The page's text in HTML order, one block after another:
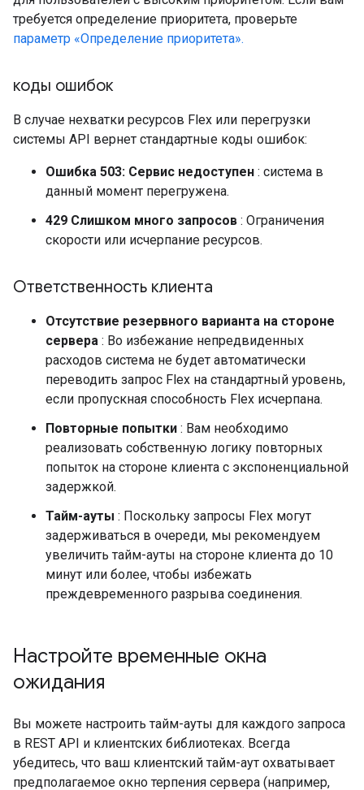
требуется определение приоритета, проверьте
параметр «Определение приоритета».
коды ошибок
В случае нехватки ресурсов Flex или перегрузки
системы API вернет стандартные коды ошибок:
Ошибка 503: Сервис недоступен : система в
данный момент перегружена.
429 Слишком много запросов : Ограничения
скорости или исчерпание ресурсов.
Ответственность клиента
Отсутствие резервного варианта на стороне
сервера : Во избежание непредвиденных
расходов система не будет автоматически
переводить запрос Flex на стандартный уровень,
если пропускная способность Flex исчерпана.
Повторные попытки : Вам необходимо
реализовать собственную логику повторных
попыток на стороне клиента с экспоненциальной
задержкой.
Тайм-ауты : Поскольку запросы Flex могут
задерживаться в очереди, мы рекомендуем
увеличить тайм-ауты на стороне клиента до 10
минут или более, чтобы избежать
преждевременного разрыва соединения.
Настройте временные окна
ожидания
Вы можете настроить тайм-ауты для каждого запроса
в REST API и клиентских библиотеках. Всегда
убедитесь, что ваш клиентский тайм-аут охватывает
предполагаемое окно терпения сервера (например,